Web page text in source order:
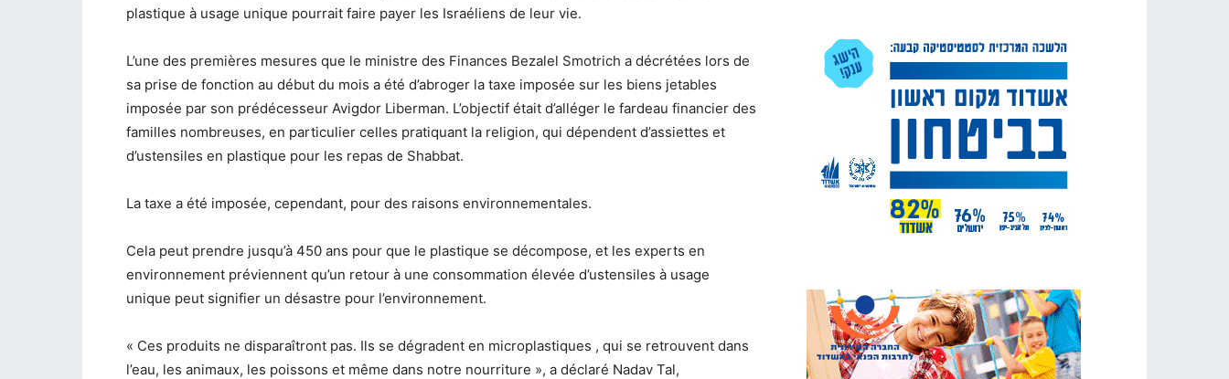
plastique à usage unique pourrait faire payer les Israéliens de leur vie.
L’une des premières mesures que le ministre des Finances Bezalel Smotrich a décrétées lors de
sa prise de fonction au début du mois a été d’abroger la taxe imposée sur les biens jetables
imposée par son prédécesseur Avigdor Liberman. L’objectif était d’alléger le fardeau financier des
familles nombreuses, en particulier celles pratiquant la religion, qui dépendent d’assiettes et
d’ustensiles en plastique pour les repas de Shabbat.
La taxe a été imposée, cependant, pour des raisons environnementales.
Cela peut prendre jusqu’à 450 ans pour que le plastique se décompose, et les experts en
environnement préviennent qu’un retour à une consommation élevée d’ustensiles à usage
unique peut signifier un désastre pour l’environnement.
« Ces produits ne disparaîtront pas. Ils se dégradent en microplastiques , qui se retrouvent dans
l’eau, les animaux, les poissons et même dans notre nourriture », a déclaré Nadav Tal,